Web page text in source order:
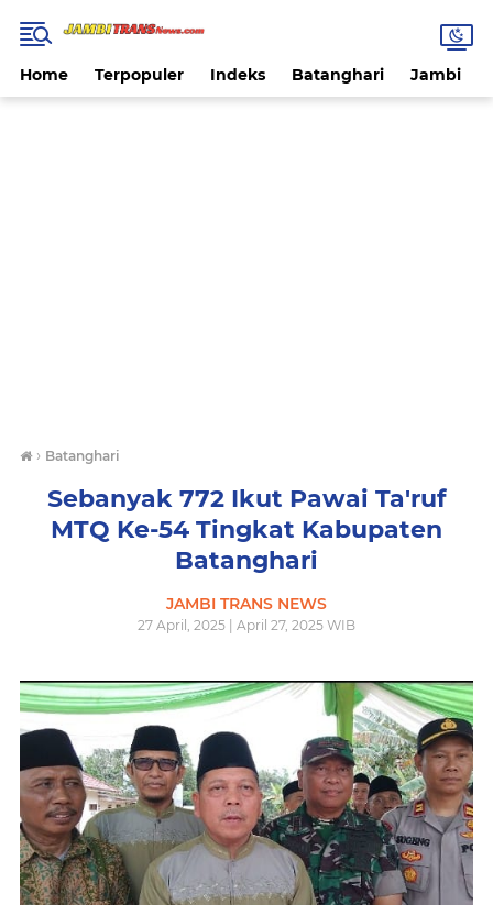
Home Terpopuler Indeks Batanghari Jambi
› Batanghari
Sebanyak 772 Ikut Pawai Ta'ruf
MTQ Ke-54 Tingkat Kabupaten
Batanghari
JAMBI TRANS NEWS
27 April, 2025 | April 27, 2025 WIB